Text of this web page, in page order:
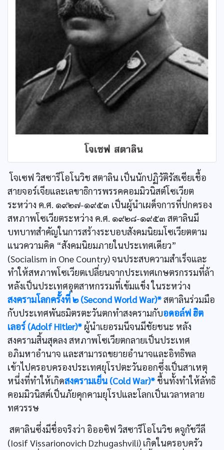
โจเซฟ วิสซารีโอโนวิช สตาลิน เป็นนักปฏิวัติรัสเซียเชื้อ
สายจอร์เจียและเลขาธิการพรรคคอมมิวนิสต์โซเวียต
ระหว่าง ค.ศ. ๑๙๒๗-๑๙๕๓ เป็นผู้นำเผด็จการที่ปกครอง
สหภาพโซเวียตระหว่าง ค.ศ. ๑๙๒๘-๑๙๕๓ สตาลินมี
บทบาทสำคัญในการสร้างระบอบสังคมนิยมโซเวียตตาม
แนวความคิด “สังคมนิยมภายในประเทศเดียว”
(Socialism in One Country) จนประสบความสำเร็จและ
ทำให้สหภาพโซเวียตเปลี่ยนจากประเทศเกษตรกรรมที่ล้า
หลังเป็นประเทศอุตสาหกรรมที่เข้มแข็ง ในระหว่าง
สงครามโลกครั้งที่ ๒ (Second World War)*สตาลินร่วมมือ
กับประเทศพันธมิตรตะวันตกทำสงครามกับอดอล์ฟ ฮิต
เลอร์ (Adolf Hitler)* ผู้นำเยอรมนีจนมีชัยชนะ หลัง
สงครามสิ้นสุดลง สหภาพโซเวียตกลายเป็นประเทศ
อภิมหาอำนาจ และสามารถขยายอำนาจและอิทธิพล
เข้าไปครอบครองประเทศยุโรปตะวันออกซึ่งเป็นสาเหตุ
หนึ่งที่ทำให้เกิดสงครามเย็น (Cold War)* ชื้นทั้งทำให้ลัทธิ
คอมมิวนิสต์เป็นภัยคุกคามยุโรปและโลกเป็นเวลาหลาย
ทศวรรษ
สตาลินซึ่งมีชื่อจริงว่า อิออซิฟ วิสซารีโอโนวิช ดจูกัชวีลี
(Iosif Vissarionovich Dzhugashvili) เกิดในครอบครัว